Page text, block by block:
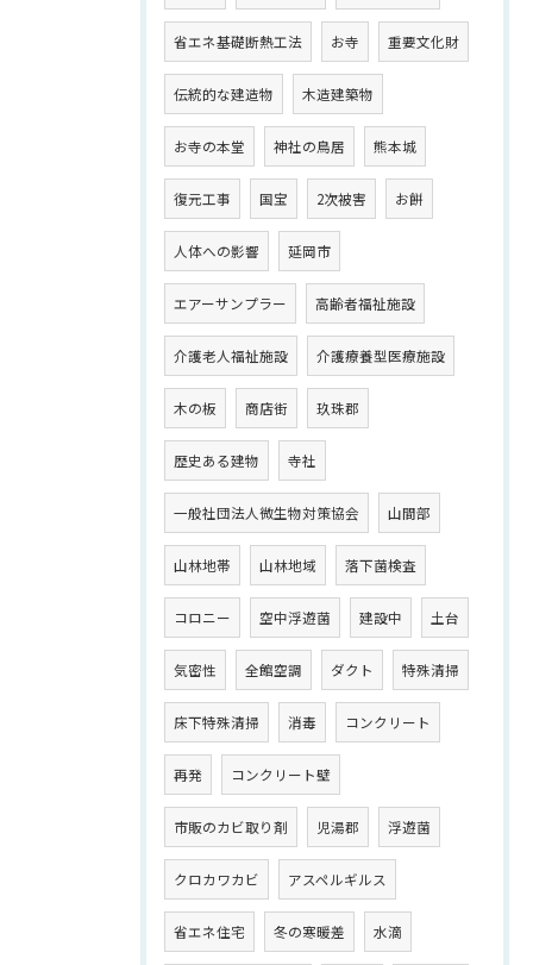
省エネ基礎断熱工法 お寺 重要文化財
伝統的な建造物 木造建築物
お寺の本堂 神社の鳥居 熊本城
復元工事 国宝 2次被害 お餅
人体への影響 延岡市
エアーサンプラー 高齢者福祉施設
介護老人福祉施設 介護療養型医療施設
木の板 商店街 玖珠郡
歴史ある建物 寺社
一般社団法人微生物対策協会 山間部
山林地帯 山林地域 落下菌検査
コロニー 空中浮遊菌 建設中 土台
気密性 全館空調 ダクト 特殊清掃
床下特殊清掃 消毒 コンクリート
再発 コンクリート壁
市販のカビ取り剤 児湯郡 浮遊菌
クロカワカビ アスペルギルス
省エネ住宅 冬の寒暖差 水滴